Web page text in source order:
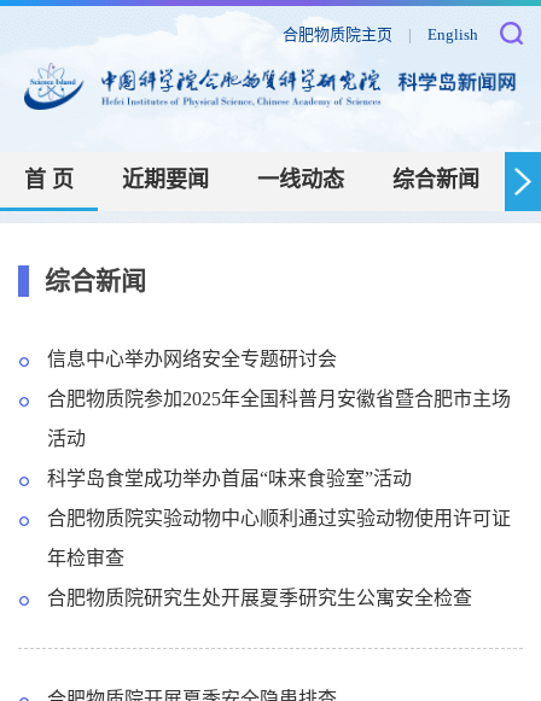
合肥物质院主页 | English
首 页 近期要闻 一线动态 综合新闻
综合新闻
信息中心举办网络安全专题研讨会
合肥物质院参加2025年全国科普月安徽省暨合肥市主场
活动
科学岛食堂成功举办首届“味来食验室”活动
合肥物质院实验动物中心顺利通过实验动物使用许可证
年检审查
合肥物质院研究生处开展夏季研究生公寓安全检查